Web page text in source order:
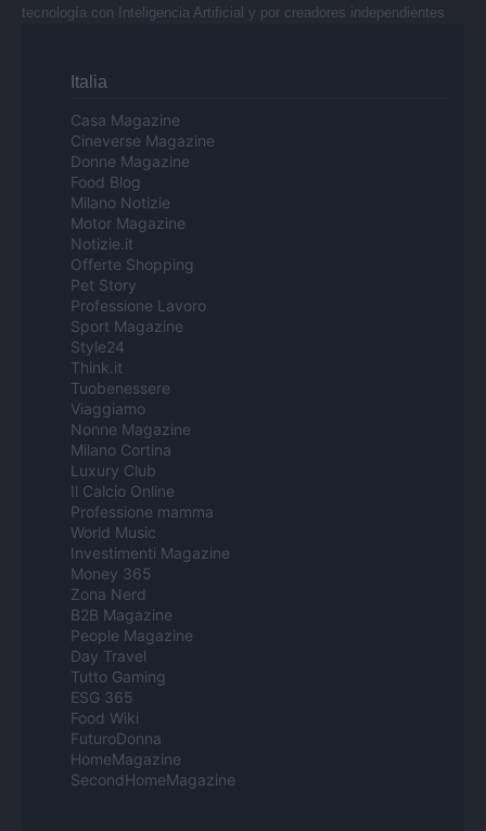
tecnología con Inteligencia Artificial y por creadores independientes
Italia
Casa Magazine
Cineverse Magazine
Donne Magazine
Food Blog
Milano Notizie
Motor Magazine
Notizie.it
Offerte Shopping
Pet Story
Professione Lavoro
Sport Magazine
Style24
Think.it
Tuobenessere
Viaggiamo
Nonne Magazine
Milano Cortina
Luxury Club
Il Calcio Online
Professione mamma
World Music
Investimenti Magazine
Money 365
Zona Nerd
B2B Magazine
People Magazine
Day Travel
Tutto Gaming
ESG 365
Food Wiki
FuturoDonna
HomeMagazine
SecondHomeMagazine